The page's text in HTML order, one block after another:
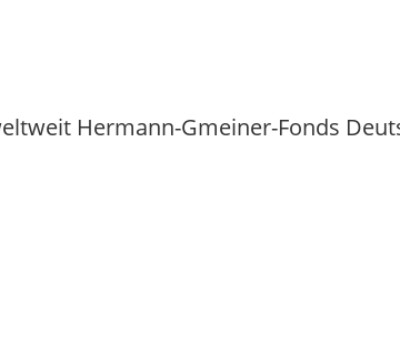
Hermann-Gmeiner-Fonds